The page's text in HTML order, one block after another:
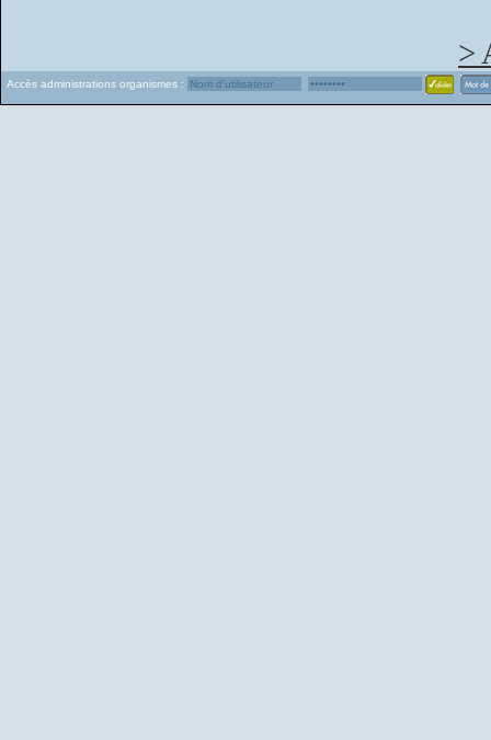
>
Accès administrations organismes :